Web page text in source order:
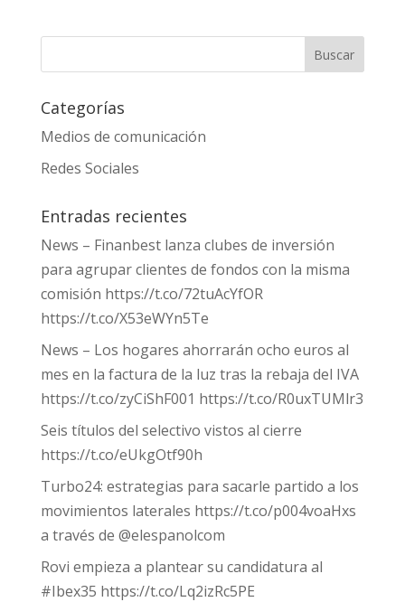
Categorías
Medios de comunicación
Redes Sociales
Entradas recientes
News – Finanbest lanza clubes de inversión
para agrupar clientes de fondos con la misma
comisión https://t.co/72tuAcYfOR
https://t.co/X53eWYn5Te
News – Los hogares ahorrarán ocho euros al
mes en la factura de la luz tras la rebaja del IVA
https://t.co/zyCiShF001 https://t.co/R0uxTUMlr3
Seis títulos del selectivo vistos al cierre
https://t.co/eUkgOtf90h
Turbo24: estrategias para sacarle partido a los
movimientos laterales https://t.co/p004voaHxs
a través de @elespanolcom
Rovi empieza a plantear su candidatura al
#Ibex35 https://t.co/Lq2izRc5PE